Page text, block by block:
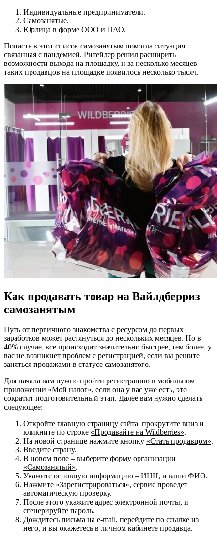
Индивидуальные предприниматели.
Самозанятые.
Юрлица в форме ООО и ПАО.
Попасть в этот список самозанятым помогла ситуация,
связанная с пандемией. Ритейлер решил расширить
возможности выхода на площадку, и за несколько месяцев
таких продавцов на площадке появилось несколько тысяч.
Как продавать товар на Вайлдберриз
самозанятым
Путь от первичного знакомства с ресурсом до первых
заработков может растянуться до нескольких месяцев. Но в
40% случае, все происходит значительно быстрее, тем более, у
вас не возникнет проблем с регистрацией, если вы решите
заняться продажами в статусе самозанятого.
Для начала вам нужно пройти регистрацию в мобильном
приложении «Мой налог», если она у вас уже есть, это
сократит подготовительный этап. Далее вам нужно сделать
следующее:
Откройте главную страницу сайта, прокрутите вниз и
кликните по строке «Продавайте на Wildberries».
На новой странице нажмите кнопку «Стать продавцом».
Введите страну.
В новом поле – выберите форму организации
«Самозанятый».
Укажите основную информацию – ИНН, и ваши ФИО.
Нажмите «Зарегистрироваться», сервис проведет
автоматическую проверку.
После этого укажите адрес электронной почты, и
сгенерируйте пароль.
Дождитесь письма на e-mail, перейдите по ссылке из
него, и вы окажетесь в личном кабинете продавца.